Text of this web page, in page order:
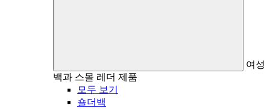
여성
백과 스몰 레더 제품
모두 보기
숄더백